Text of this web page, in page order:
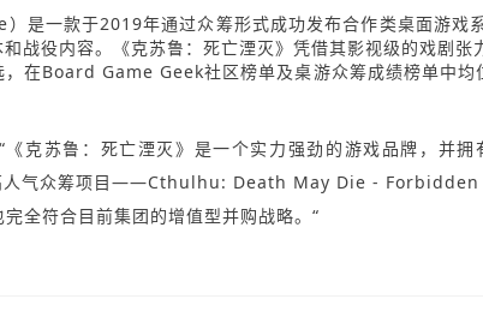
是一款于2019年通过众筹形式成功发布合作类桌面游
战役内容。《克苏鲁：死亡湮灭》凭借其影视级的戏剧
在Board Game Geek社区榜单及桌游众筹成绩榜单中
克苏鲁：死亡湮灭》是一个实力强劲的游戏品牌，并
人气众筹项目——Cthulhu: Death May Die - Forbidden
全符合目前集团的增值型并购战略。“